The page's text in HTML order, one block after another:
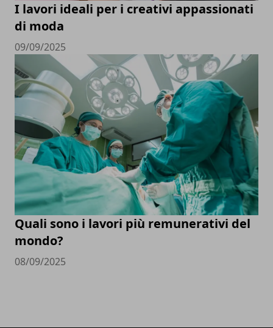
I lavori ideali per i creativi appassionati
di moda
09/09/2025
Quali sono i lavori più remunerativi del
mondo?
08/09/2025